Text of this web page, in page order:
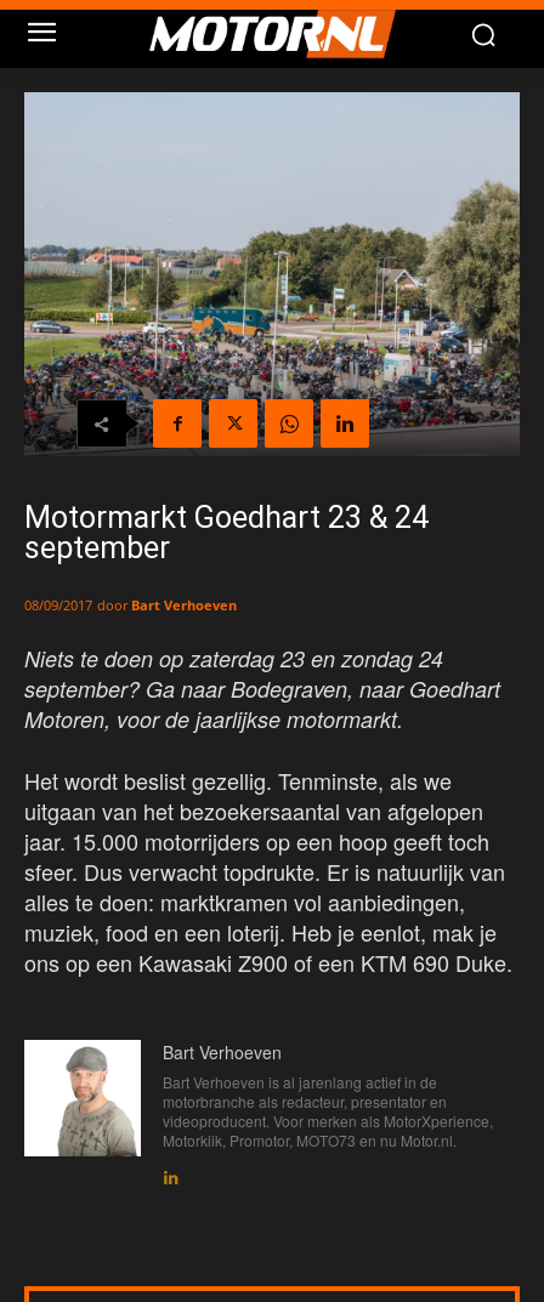
Motormarkt Goedhart 23 & 24
september
08/09/2017 door Bart Verhoeven
Niets te doen op zaterdag 23 en zondag 24
september? Ga naar Bodegraven, naar Goedhart
Motoren, voor de jaarlijkse motormarkt.
Het wordt beslist gezellig. Tenminste, als we
uitgaan van het bezoekersaantal van afgelopen
jaar. 15.000 motorrijders op een hoop geeft toch
sfeer. Dus verwacht topdrukte. Er is natuurlijk van
alles te doen: marktkramen vol aanbiedingen,
muziek, food en een loterij. Heb je eenlot, mak je
ons op een Kawasaki Z900 of een KTM 690 Duke.
Bart Verhoeven
Bart Verhoeven is al jarenlang actief in de
motorbranche als redacteur, presentator en
videoproducent. Voor merken als MotorXperience,
Motorklik, Promotor, MOTO73 en nu Motor.nl.